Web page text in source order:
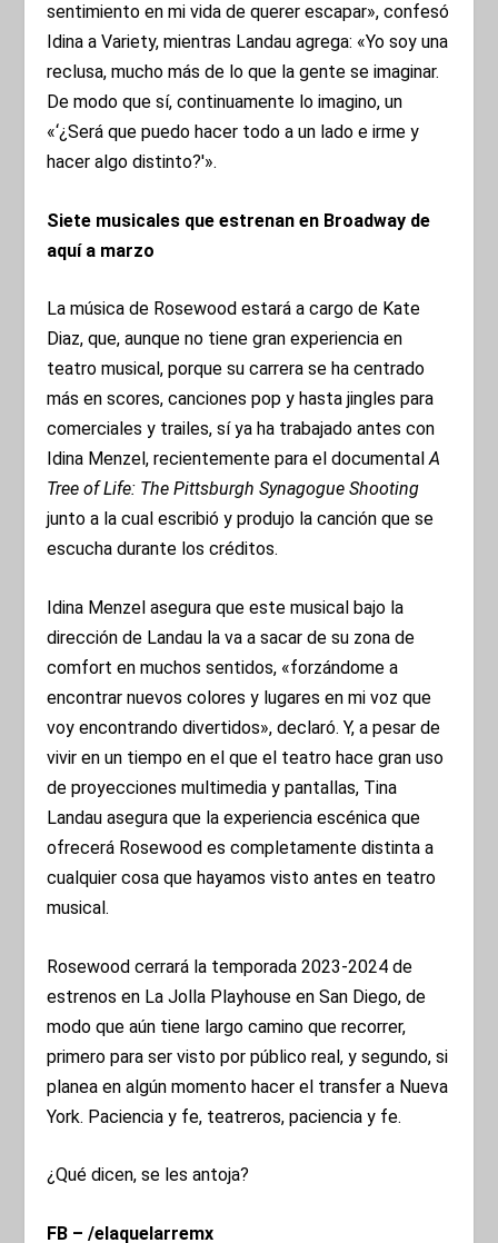
sentimiento en mi vida de querer escapar», confesó
Idina a Variety, mientras Landau agrega: «Yo soy una
reclusa, mucho más de lo que la gente se imaginar.
De modo que sí, continuamente lo imagino, un
«‘¿Será que puedo hacer todo a un lado e irme y
hacer algo distinto?'».
Siete musicales que estrenan en Broadway de
aquí a marzo
La música de Rosewood estará a cargo de Kate
Diaz, que, aunque no tiene gran experiencia en
teatro musical, porque su carrera se ha centrado
más en scores, canciones pop y hasta jingles para
comerciales y trailes, sí ya ha trabajado antes con
Idina Menzel, recientemente para el documentalA
Tree of Life: The Pittsburgh Synagogue Shooting
junto a la cual escribió y produjo la canción que se
escucha durante los créditos.
Idina Menzel asegura que este musical bajo la
dirección de Landau la va a sacar de su zona de
comfort en muchos sentidos, «forzándome a
encontrar nuevos colores y lugares en mi voz que
voy encontrando divertidos», declaró. Y, a pesar de
vivir en un tiempo en el que el teatro hace gran uso
de proyecciones multimedia y pantallas, Tina
Landau asegura que la experiencia escénica que
ofrecerá Rosewood es completamente distinta a
cualquier cosa que hayamos visto antes en teatro
musical.
Rosewood cerrará la temporada 2023-2024 de
estrenos en La Jolla Playhouse en San Diego, de
modo que aún tiene largo camino que recorrer,
primero para ser visto por público real, y segundo, si
planea en algún momento hacer el transfer a Nueva
York. Paciencia y fe, teatreros, paciencia y fe.
¿Qué dicen, se les antoja?
FB – /elaquelarremx